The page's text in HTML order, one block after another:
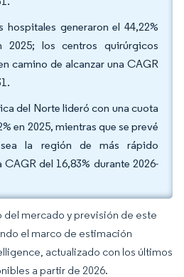
hospitales generaron el 44,22%
2025; los centros quirúrgicos
camino de alcanzar una CAGR
del Norte lideró con una cuota
en 2025, mientras que se prevé
la región de más rápido
del 16,83% durante 2026-
del mercado y previsión de este
el marco de estimación
actualizado con los últimos
a partir de 2026.